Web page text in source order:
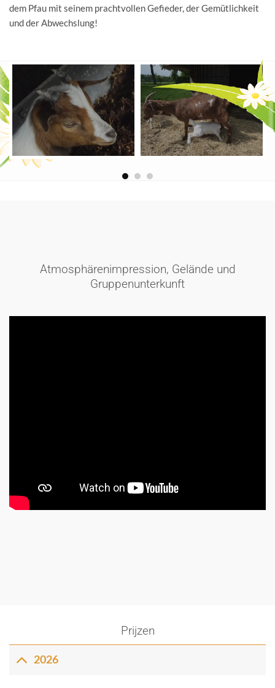
dem Pfau mit seinem prachtvollen Gefieder, der Gemütlichkeit
und der Abwechslung!
Atmosphärenimpression, Gelände und
Gruppenunterkunft
Prijzen
2026